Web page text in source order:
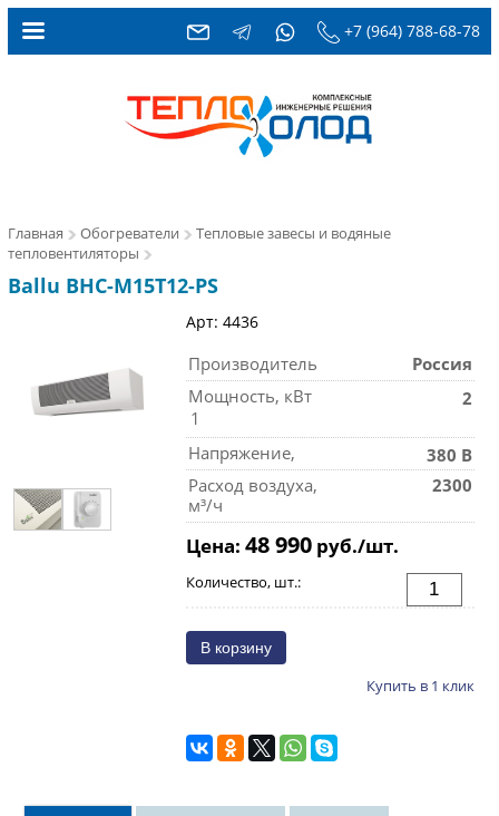
+7 (964) 788-68-78
Главная Обогреватели
Тепловые завесы и водяные
тепловентиляторы
Ballu BHC-M15T12-PS
Арт: 4436
Производитель
Россия
Мощность, кВт
1
2
Напряжение,
380 В
Расход воздуха,
м³/ч
2300
Цена: 48 990руб./шт.
Количество, шт.:
Купить в 1 клик